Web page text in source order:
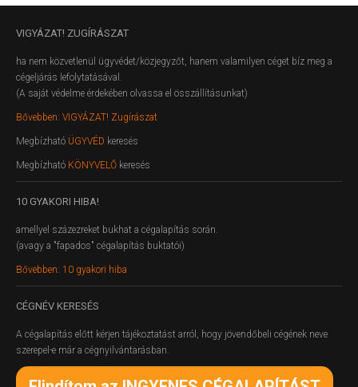
VIGYÁZAT! ZUGÍRÁSZAT
ha nem közvetlenül ügyvédet/közjegyzőt, hanem valamilyen céget bíz meg a
cégeljárás lefolytatásával.
(A saját védelme érdekében olvassa el összállításunkat)
Bővebben: VIGYÁZAT! Zugírászat
Megbízható ÜGYVÉD keresés
Megbízható KÖNYVELŐ keresés
10 GYAKORI HIBA!
amellyel százezreket bukhat a cégalapítás során.
(avagy a "fapados" cégalapítás buktatói)
Bővebben: 10 gyakori hiba
CÉGNÉV KERESÉS
A cégalapítás előtt kérjen tájékoztatást arról, hogy jövendőbeli cégének neve
szerepel-e már a cégnyilvántarásban.